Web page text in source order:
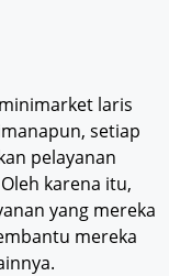
laris
setiap
pelayanan
karena itu,
yang mereka
mereka